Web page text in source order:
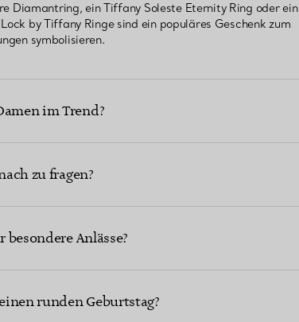
Diamantring, ein Tiffany Soleste Eternity Ring oder ein
by Tiffany Ringe sind ein populäres Geschenk zum
symbolisieren.
im Trend?
zu fragen?
Anlässe?
runden Geburtstag?